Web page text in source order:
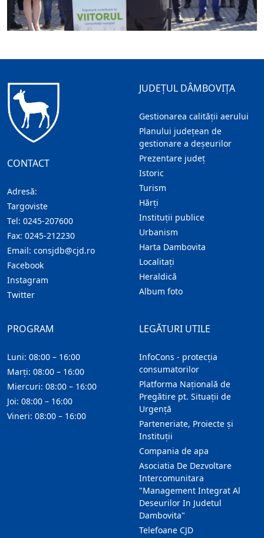
CONTACT
Adresă:
Targoviste
Tel: 0245-207600
Fax: 0245-212230
Email: consjdb@cjd.ro
Facebook
Instagram
Twitter
JUDEȚUL DÂMBOVIȚA
Gestionarea calității aerului
Planului județean de
gestionare a deșeurilor
Prezentare judeţ
Istoric
Turism
Hărţi
Instituţii publice
Urbanism
Harta Dambovita
Localitaţi
Heraldică
Album foto
LEGĂTURI UTILE
InfoCons - protecția
consumatorilor
Platforma Națională de
Pregătire pt. Situații de
Urgență
Parteneriate, Proiecte și
Instituții
Compania de apa
Asociatia De Dezvoltare
Intercomunitara
"Management Integrat Al
Deseurilor In Judetul
Dambovita"
Telefoane CJD
PROGRAM
Luni: 08:00 – 16:00
Marți: 08:00 – 16:00
Miercuri: 08:00 – 16:00
Joi: 08:00 – 16:00
Vineri: 08:00 – 16:00